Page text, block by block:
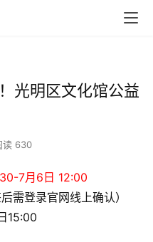
光明区文化馆公益
读 630
7月6日 12:00
需登录官网线上确认）
15:00